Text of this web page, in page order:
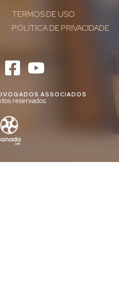
TERMOS DE USO
POLÍTICA DE PRIVACIDADE
ASSOCIADOS
reservados.